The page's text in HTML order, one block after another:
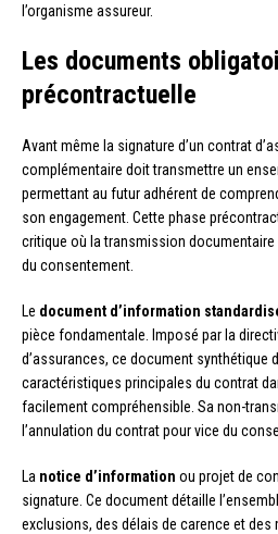
l’organisme assureur.
Les documents
précontractuelle
Avant même la signature d’un contrat
complémentaire doit transmettre un
permettant au futur adhérent de
son engagement. Cette phase
critique où la transmission
du consentement.
Le document d’information
pièce fondamentale. Imposé par la
d’assurances, ce document synthétique
caractéristiques principales du contrat
facilement compréhensible. Sa non-
l’annulation du contrat pour vice du
La notice d’information ou projet de
signature. Ce document détaille
exclusions, des délais de carence et